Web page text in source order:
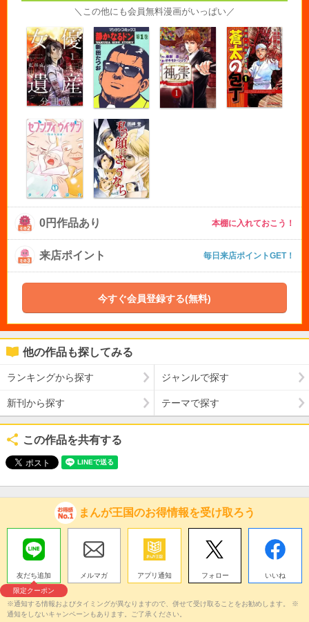
＼この他にも会員無料漫画がいっぱい／
0円作品あり 本棚に入れておこう！
来店ポイント 毎日来店ポイントGET！
今すぐ会員登録する(無料)
他の作品も探してみる
ランキングから探す ジャンルで探す
新刊から探す テーマで探す
この作品を共有する
まんが王国のお得情報を受け取ろう
友だち追加
限定クーポン
メルマガ アプリ通知 フォロー いいね
※通知する情報およびタイミングが異なりますので、併せて受け取ることをお勧めします。 ※
通知をしないキャンペーンもあります。ご了承ください。